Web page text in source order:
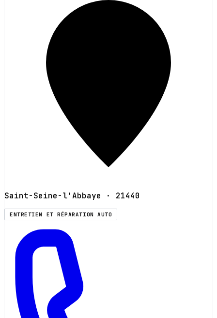
Saint-Seine-l'Abbaye · 21440
ENTRETIEN ET RÉPARATION AUTO